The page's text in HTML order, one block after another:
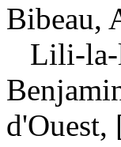
Bibeau,
Lili-la-